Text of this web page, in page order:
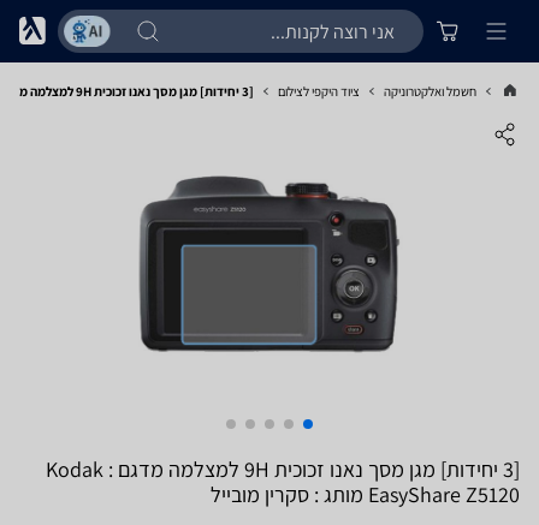
חשמל ואלקטרוניקה ציוד היקפי לצילום [3 יחידות] מגן מסך נאנו זכוכית 9H למצלמה מדגם : Kodak EasyShare Z5120 מותג : סקרין מובייל
[3 יחידות] מגן מסך נאנו זכוכית 9H למצלמה מדגם : Kodak
EasyShare Z5120 מותג : סקרין מובייל